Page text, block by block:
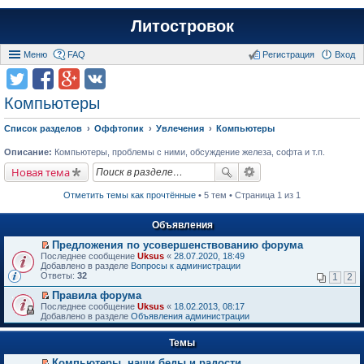
Литостровок
Меню FAQ Вход
Регистрация
Компьютеры
Список разделов Оффтопик Увлечения Компьютеры
Описание: Компьютеры, проблемы с ними, обсуждение железа, софта и т.п.
Новая тема
Отметить темы как прочтённые • 5 тем • Страница 1 из 1
Объявления
П
е
р
й
т
и
к
п
в
Предложения по усовершенствованию форума
Последнее сообщение Uksus « 28.07.2020, 18:49
Добавлено в разделе Вопросы к администрации
Ответы: 32 1 2
П
е
р
е
т
и
Правила форума
Последнее сообщение Uksus « 18.02.2013, 08:17
Добавлено в разделе Объявления администрации
Темы